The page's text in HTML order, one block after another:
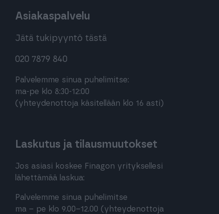
Asiakaspalvelu
Jätä tukipyyntö tästä
020 7879 840
Palvelemme sinua puhelimitse:
ma-pe klo 8:30-12:00
(yhteydenottoja käsitellään klo 16 asti)
Laskutus ja tilausmuutokset
Jos asiasi koskee Finagon yrityksellesi
lähettämää laskua:
Palvelemme sinua puhelimitse
ma – pe klo 9.00–12.00 (yhteydenottoja